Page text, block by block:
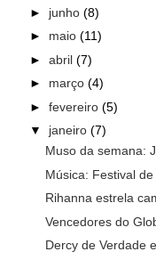
► junho (8)
► maio (11)
► abril (7)
► março (4)
► fevereiro (5)
▼ janeiro (7)
Muso da semana:
Música: Festival
Rihanna estrela
Vencedores do
Dercy de Verdade